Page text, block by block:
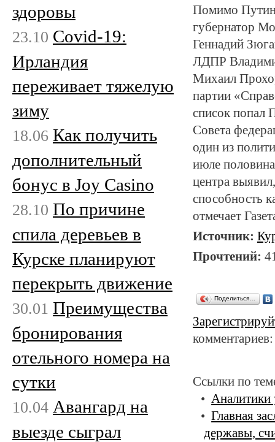
Помимо
губернатор
Геннадий
ЛДПР
Михаил
партии
список попал
Совета
один из
июле
центра
способность
отмечает
Источник:
Прочтений:
Поделиться…
Ссылки по
Аналитики
Главная
державы,
здоровы
23.10 Covid-19:
Ирландия
переживает тяжелую
зиму
18.06 Как получить
дополнительный
бонус в Joy Casino
28.10 По причине
спила деревьев в
Курске планируют
перекрыть движение
30.01 Преимущества
бронирования
отельного номера на
сутки
10.04 Авангард на
выезде сыграл